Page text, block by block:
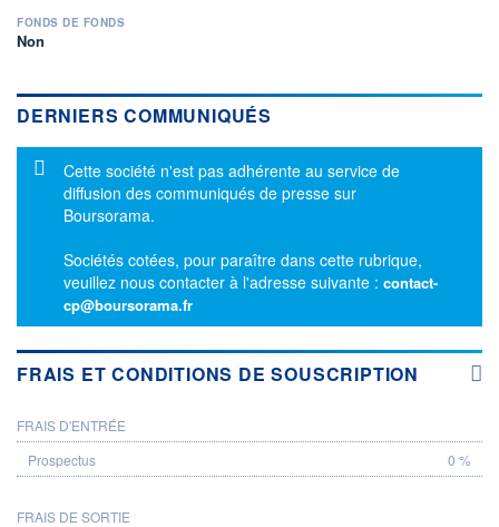
FONDS DE FONDS
Non
DERNIERS COMMUNIQUÉS
Message d'information
Cette société n'est pas adhérente au service de
diffusion des communiqués de presse sur
Boursorama.
Sociétés cotées, pour paraître dans cette rubrique,
veuillez nous contacter à l'adresse suivante : contact-
cp@boursorama.fr
FRAIS ET CONDITIONS DE SOUSCRIPTION
PROSPECTUS
FRAIS D'ENTRÉE
0 %
FRAIS DE SORTIE